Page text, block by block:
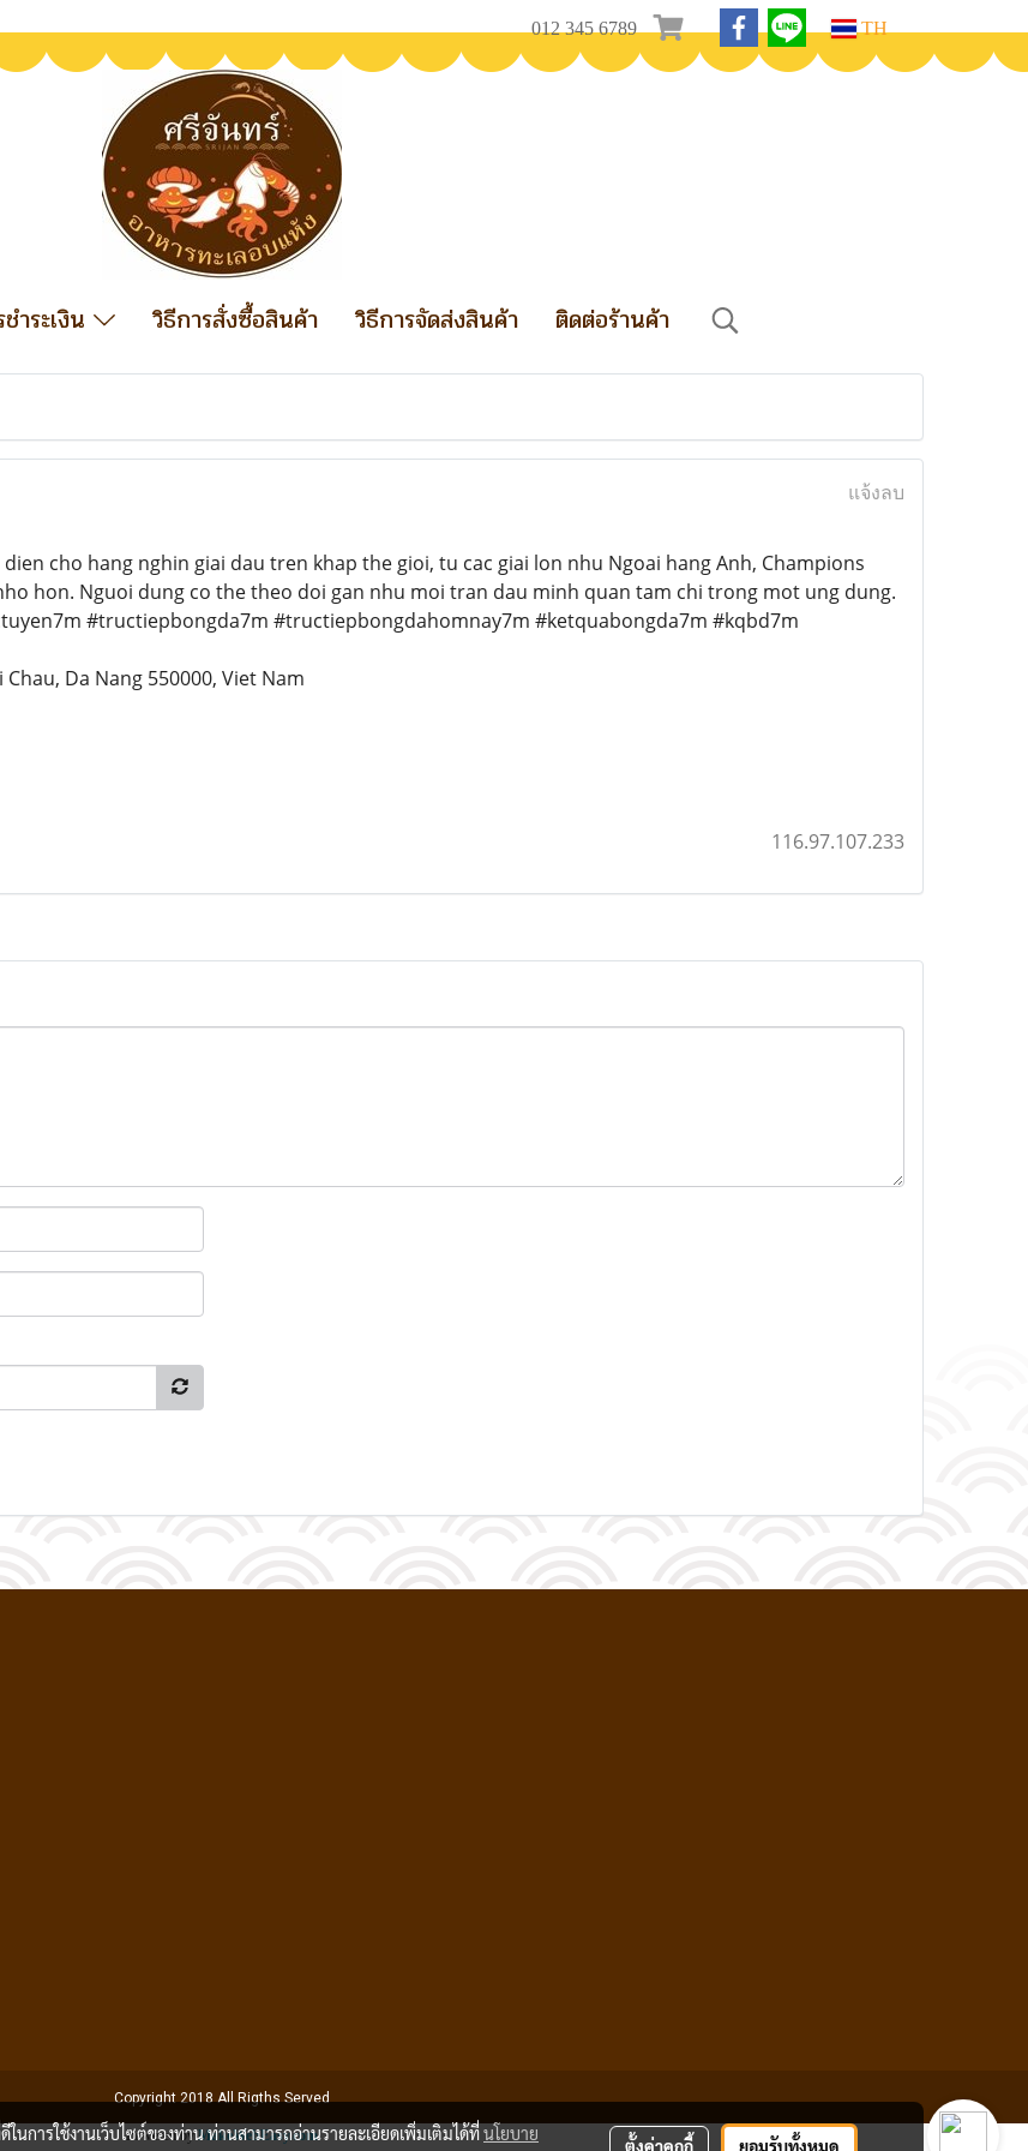
012 345 6789 TH
ชำระเงิน วิธีการสั่งซื้อสินค้า วิธีการจัดส่งสินค้า ติดต่อร้านค้า
แจ้งลบ
cho hang nghin giai dau tren khap the gioi, tu cac giai lon nhu Ngoai hang Anh, Champions
hon. Nguoi dung co the theo doi gan nhu moi tran dau minh quan tam chi trong mot ung dung.
#tructiepbongda7m #tructiepbongdahomnay7m #ketquabongda7m #kqbd7m
Da Nang 550000, Viet Nam
116.97.107.233
Copyright 2018 All Rigths Served
Powered byMakeWebEasy.com
การใช้งานเว็บไซต์ของท่าน ท่านสามารถอ่านรายละเอียดเพิ่มเติมได้ที่นโยบาย
ตั้งค่าคุกกี้ ยอมรับทั้งหมด